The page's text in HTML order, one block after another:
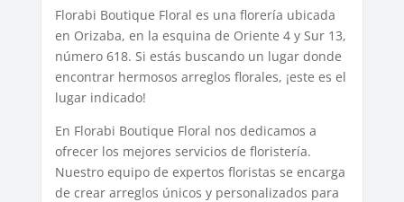
Florabi Boutique Floral es una florería ubicada
en Orizaba, en la esquina de Oriente 4 y Sur 13,
número 618. Si estás buscando un lugar donde
encontrar hermosos arreglos florales, ¡este es el
lugar indicado!
En Florabi Boutique Floral nos dedicamos a
ofrecer los mejores servicios de floristería.
Nuestro equipo de expertos floristas se encarga
de crear arreglos únicos y personalizados para